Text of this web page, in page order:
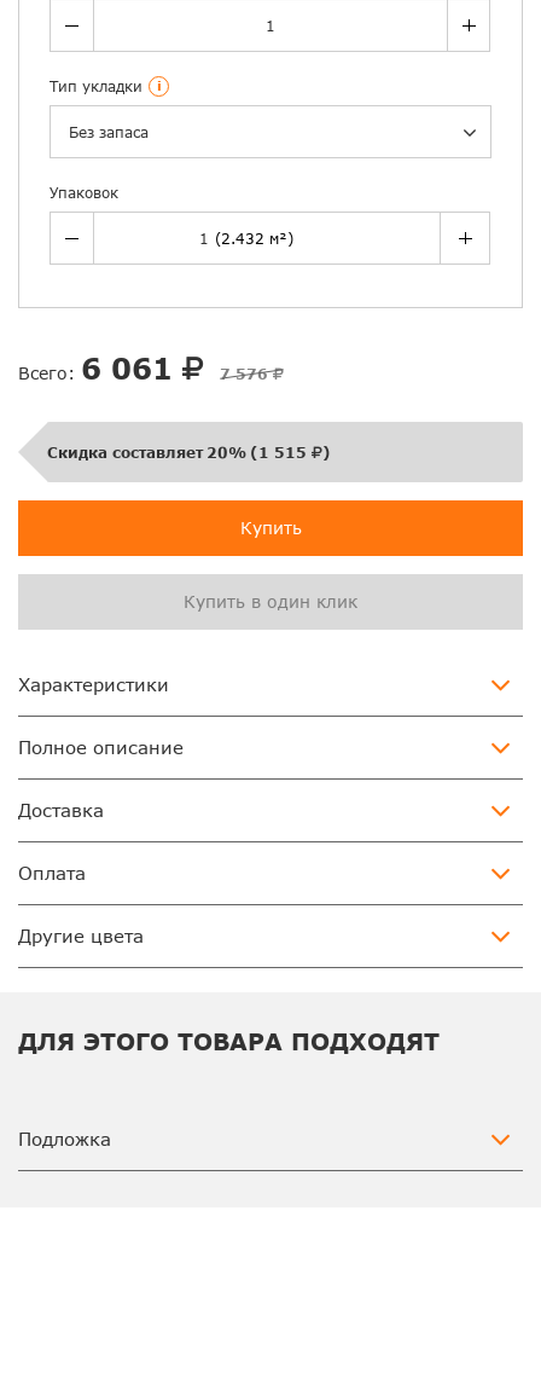
Тип укладки i
Без запаса
Упаковок
Всего: 6 061 7 576
Скидка составляет 20% (1 515 )
Купить
Купить в один клик
Характеристики
Полное описание
Доставка
Оплата
Другие цвета
ДЛЯ ЭТОГО ТОВАРА ПОДХОДЯТ
Подложка